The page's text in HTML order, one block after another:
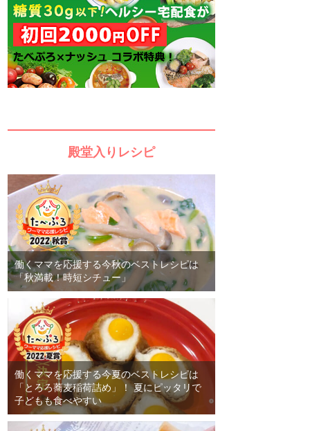
殿堂入りレシピ
働くママを応援する今秋のベストレシピは
「秋満載！時短シチュー」
働くママを応援する今夏のベストレシピは
「とろろ蕎麦稲荷詰め」！ 夏にピッタリで
子どもも食べやすい